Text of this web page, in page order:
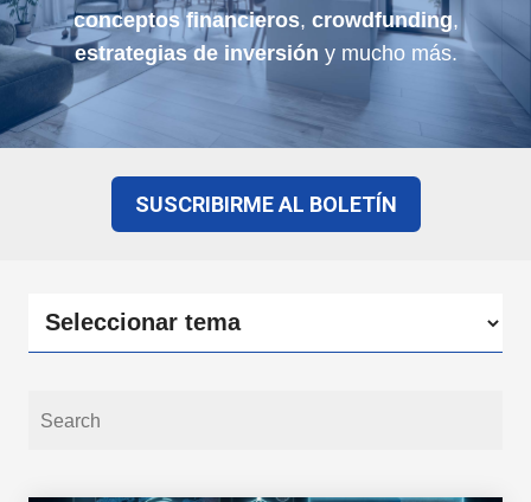
conceptos financieros, crowdfunding,
estrategias de inversión y mucho más.
SUSCRIBIRME AL BOLETÍN